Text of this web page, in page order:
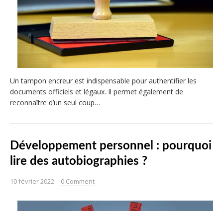
Un tampon encreur est indispensable pour authentifier les
documents officiels et légaux. Il permet également de
reconnaître d’un seul coup…
Développement personnel : pourquoi
lire des autobiographies ?
10 février 2022 0 Comment